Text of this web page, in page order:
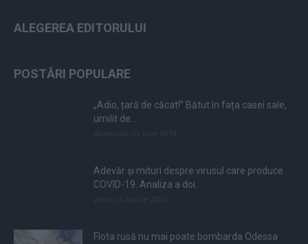
ALEGEREA EDITORULUI
POSTĂRI POPULARE
„Adio, țară de căcat!” Bătut în fața casei sale,
umilit de...
Adevăr și mituri despre virusul care produce
COVID-19. Analiza a doi...
Flota rusă nu mai poate bombarda Odessa